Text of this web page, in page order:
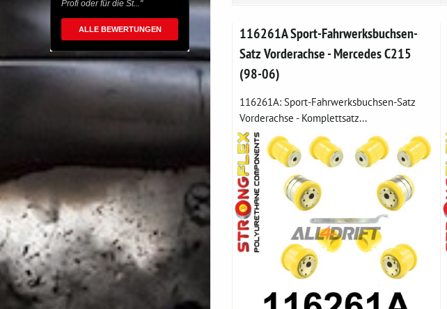
116261A Sport-Fahrwerksbuchsen-
Satz Vorderachse - Mercedes C215
(98-06)
116261A: Sport-Fahrwerksbuchsen-Satz
Vorderachse - Komplettsatz...
Profi oder für die St..."
ALLE BEWERTUNGEN